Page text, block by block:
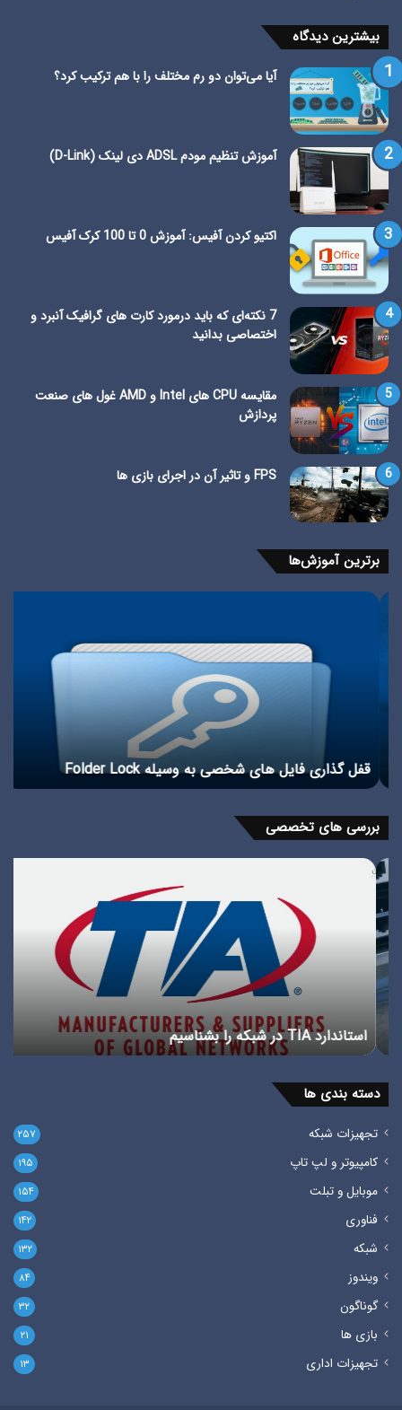
بیشترین دیدگاه
آیا می‌توان دو رم مختلف را با هم ترکیب کرد؟
آموزش تنظیم مودم ADSL دی لینک (D-Link)
اکتیو کردن آفیس: آموزش 0 تا 100 کرک آفیس
7 نکته‌ای که باید درمورد کارت های گرافیک آنبرد و
اختصاصی بدانید
مقایسه CPU های Intel و AMD غول های صنعت
پردازش
FPS و تاثیر آن در اجرای بازی ها
برترین آموزش‌ها
قفل
قفل گذاری فایل های شخصی به وسیله Folder Lock
بررسی های تخصصی
استاندارد
TIA
در
شبکه
را
بشناسیم
استاندارد TIA در شبکه را بشناسیم
دسته بندی ها
تجهیزات شبکه ۲۵۷
کامپیوتر و لپ تاپ ۱۹۵
موبایل و تبلت ۱۵۴
فناوری ۱۴۲
شبکه ۱۳۲
ویندوز ۸۴
گوناگون ۳۲
بازی ها ۲۱
تجهیزات اداری ۱۳